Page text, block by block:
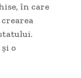
în care
o